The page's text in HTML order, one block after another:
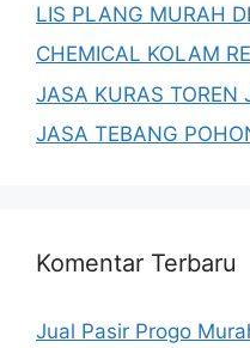
LIS PLANG MURAH
CHEMICAL KOLAM
JASA KURAS TOREN
JASA TEBANG
Komentar Terbaru
Jual Pasir Progo